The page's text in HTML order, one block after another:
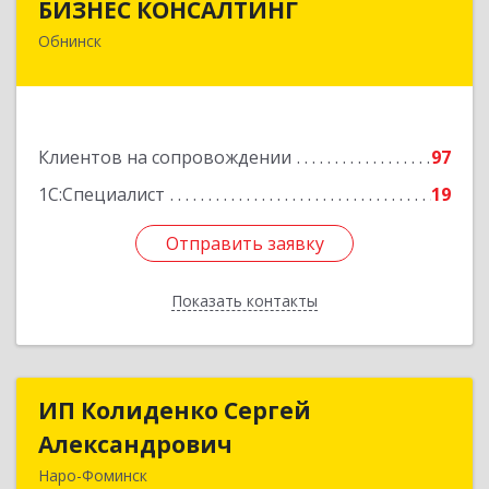
БИЗНЕС КОНСАЛТИНГ
Обнинск
Клиентов на сопровождении
97
1С:Специалист
19
Отправить заявку
Показать контакты
249032, Калужская обл, Обнинск г, Курчатова ул,
Отправить заявку
Назад
ИП Колиденко Сергей
Александрович
Наро-Фоминск
ИП Колиденко Сергей